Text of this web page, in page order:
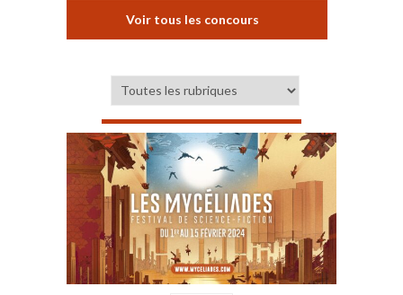
Voir tous les concours